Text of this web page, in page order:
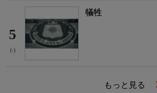
5
(-)
犠牲
もっと見る